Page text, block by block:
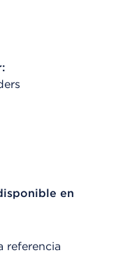
en
referencia